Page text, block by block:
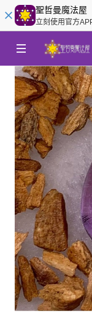
聖哲曼魔法屋
立刻使用官方